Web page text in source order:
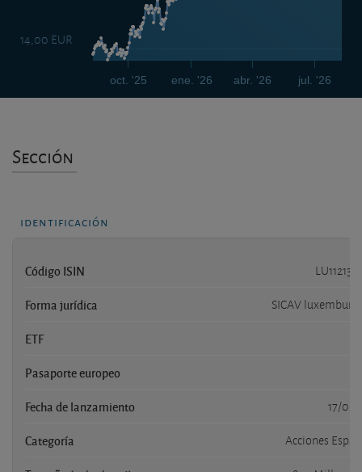
ene. '26 jul. '26
oct. '25 abr. '26
14,00 EUR
Sección
identificación
Código ISIN
Forma jurídica SICAV
ETF
Pasaporte europeo
Fecha de lanzamiento 17/02/
Categoría Acciones